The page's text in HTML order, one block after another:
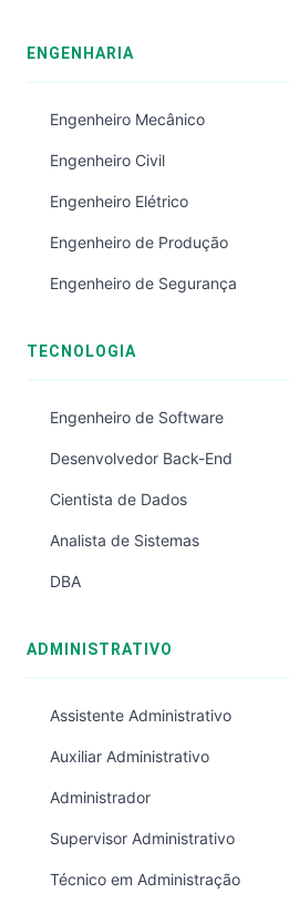
ENGENHARIA
Engenheiro Mecânico
Engenheiro Civil
Engenheiro Elétrico
Engenheiro de Produção
Engenheiro de Segurança
TECNOLOGIA
Engenheiro de Software
Desenvolvedor Back-End
Cientista de Dados
Analista de Sistemas
DBA
ADMINISTRATIVO
Assistente Administrativo
Auxiliar Administrativo
Administrador
Supervisor Administrativo
Técnico em Administração